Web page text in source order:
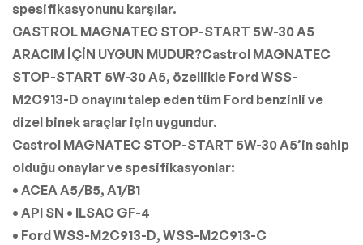
spesifikasyonunu karşılar.
CASTROL MAGNATEC STOP-START 5W-30 A5
ARACIM İÇİN UYGUN MUDUR?Castrol MAGNATEC
STOP-START 5W-30 A5, özellikle Ford WSS-
M2C913-D onayını talep eden tüm Ford benzinli ve
dizel binek araçlar için uygundur.
Castrol MAGNATEC STOP-START 5W-30 A5’in sahip
olduğu onaylar ve spesifikasyonlar:
• ACEA A5/B5, A1/B1
• API SN • ILSAC GF-4
• Ford WSS-M2C913-D, WSS-M2C913-C